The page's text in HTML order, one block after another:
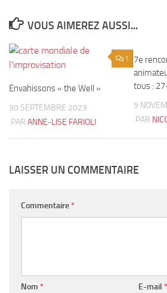
VOUS AIMEREZ AUSSI...
1
Envahissons « the Well »
30 SEPTEMBRE 2023
PAR ANNE-LISE FARIOLI
7e
tous :
9
PAR
LAISSER UN COMMENTAIRE
Commentaire *
Nom * E-mail *